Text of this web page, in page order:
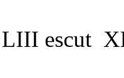
LIII escut